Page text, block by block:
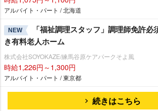
アルバイト・パート / 北海道
NEW
「福祉調理スタッフ」調理師免許
き有料老人ホーム
株式会社SOYOKAZE/練馬谷原ケアパークそよ風
時給1,226円～1,300円
アルバイト・パート / 東京都
続きはこちら